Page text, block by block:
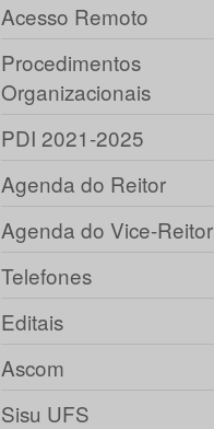
Acesso Remoto
Procedimentos
Organizacionais
PDI 2021-2025
Agenda do Reitor
Agenda do Vice-Reitor
Telefones
Editais
Ascom
Sisu UFS